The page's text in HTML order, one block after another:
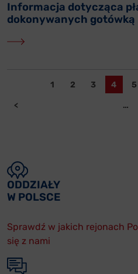
Informacja dotycząca
dokonywanych gotówką
<
1 2 3 4 5
…
ODDZIAŁY
W POLSCE
Sprawdź w jakich rejonach
się z nami